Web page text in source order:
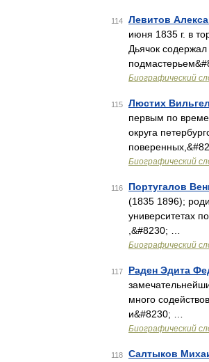
114 Левитов
июня 1835 г. в
Дьячок
Биографический
115 Люстих
первым по
округа
Биографический
116 Португалов
(1835 1896);
университетах
,&#8230; …
Биографический
117 Раден Эдита
много
и&#8230; …
Биографический
118 Салтыков